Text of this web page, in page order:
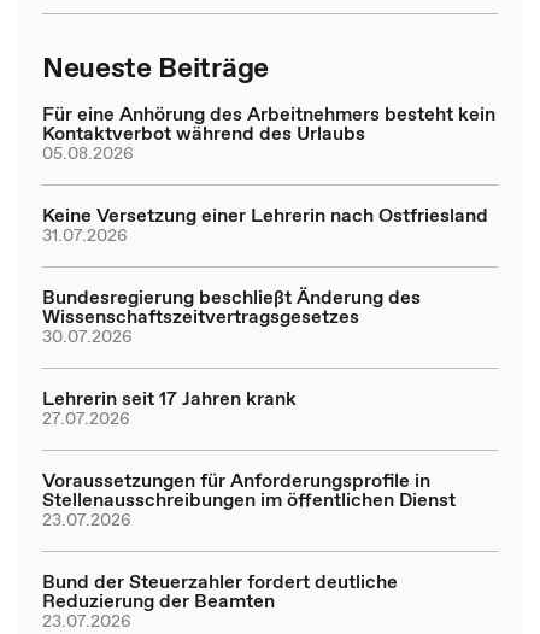
Neueste Beiträge
Für eine Anhörung des Arbeitnehmers besteht kein
Kontaktverbot während des Urlaubs
05.08.2026
Keine Versetzung einer Lehrerin nach Ostfriesland
31.07.2026
Bundesregierung beschließt Änderung des
Wissenschaftszeitvertragsgesetzes
30.07.2026
Lehrerin seit 17 Jahren krank
27.07.2026
Voraussetzungen für Anforderungsprofile in
Stellenausschreibungen im öffentlichen Dienst
23.07.2026
Bund der Steuerzahler fordert deutliche
Reduzierung der Beamten
23.07.2026